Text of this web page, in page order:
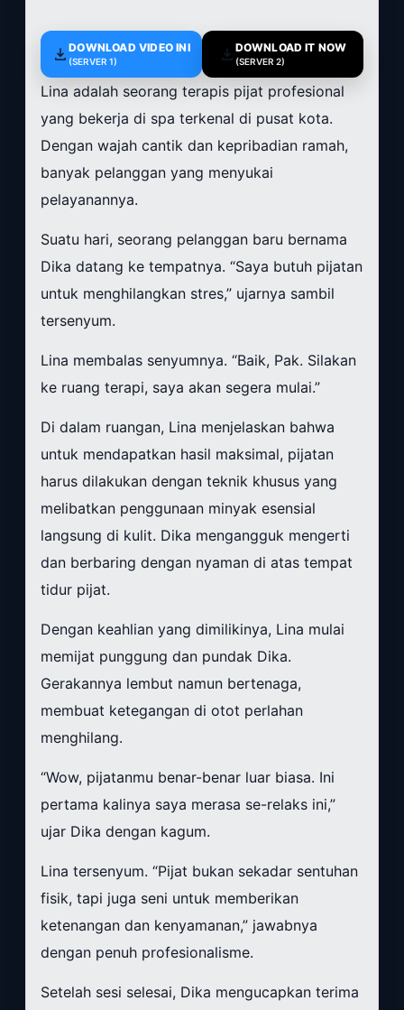
DOWNLOAD VIDEO INI
(SERVER 1)
DOWNLOAD IT NOW
(SERVER 2)
Lina adalah seorang terapis pijat profesional
yang bekerja di spa terkenal di pusat kota.
Dengan wajah cantik dan kepribadian ramah,
banyak pelanggan yang menyukai
pelayanannya.
Suatu hari, seorang pelanggan baru bernama
Dika datang ke tempatnya. “Saya butuh pijatan
untuk menghilangkan stres,” ujarnya sambil
tersenyum.
Lina membalas senyumnya. “Baik, Pak. Silakan
ke ruang terapi, saya akan segera mulai.”
Di dalam ruangan, Lina menjelaskan bahwa
untuk mendapatkan hasil maksimal, pijatan
harus dilakukan dengan teknik khusus yang
melibatkan penggunaan minyak esensial
langsung di kulit. Dika mengangguk mengerti
dan berbaring dengan nyaman di atas tempat
tidur pijat.
Dengan keahlian yang dimilikinya, Lina mulai
memijat punggung dan pundak Dika.
Gerakannya lembut namun bertenaga,
membuat ketegangan di otot perlahan
menghilang.
“Wow, pijatanmu benar-benar luar biasa. Ini
pertama kalinya saya merasa se-relaks ini,”
ujar Dika dengan kagum.
Lina tersenyum. “Pijat bukan sekadar sentuhan
fisik, tapi juga seni untuk memberikan
ketenangan dan kenyamanan,” jawabnya
dengan penuh profesionalisme.
Setelah sesi selesai, Dika mengucapkan terima